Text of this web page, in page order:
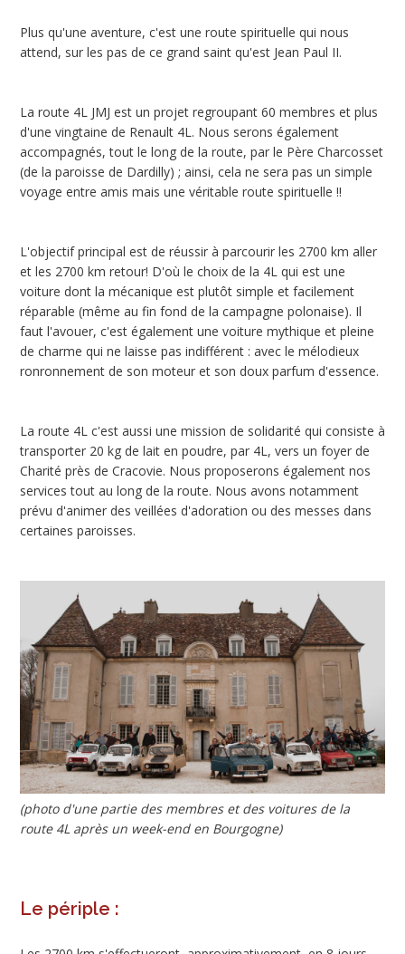
Plus qu'une aventure, c'est une route spirituelle qui nous
attend, sur les pas de ce grand saint qu'est Jean Paul II.
La route 4L JMJ est un projet regroupant 60 membres et plus
d'une vingtaine de Renault 4L. Nous serons également
accompagnés, tout le long de la route, par le Père Charcosset
(de la paroisse de Dardilly) ; ainsi, cela ne sera pas un simple
voyage entre amis mais une véritable route spirituelle !!
L'objectif principal est de réussir à parcourir les 2700 km aller
et les 2700 km retour! D'où le choix de la 4L qui est une
voiture dont la mécanique est plutôt simple et facilement
réparable (même au fin fond de la campagne polonaise). Il
faut l'avouer, c'est également une voiture mythique et pleine
de charme qui ne laisse pas indifférent : avec le mélodieux
ronronnement de son moteur et son doux parfum d'essence.
La route 4L c'est aussi une mission de solidarité qui consiste à
transporter 20 kg de lait en poudre, par 4L, vers un foyer de
Charité près de Cracovie. Nous proposerons également nos
services tout au long de la route. Nous avons notamment
prévu d'animer des veillées d'adoration ou des messes dans
certaines paroisses.
(photo d'une partie des membres et des voitures de la
route 4L après un week-end en Bourgogne)
Le périple :